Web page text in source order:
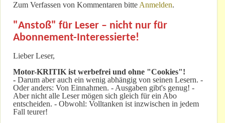
Zum Verfassen von Kommentaren bitte Anmelden.
"Anstoß" für Leser – nicht nur für
Abonnement-Interessierte!
Lieber Leser,
Motor-KRITIK ist werbefrei und ohne "Cookies"!
- Darum aber auch ein wenig abhängig von seinen Lesern. -
Oder anders: Von Einnahmen. - Ausgaben gibt's genug! -
Aber nicht alle Leser mögen sich gleich für ein Abo
entscheiden. - Obwohl: Volltanken ist inzwischen in jedem
Fall teurer!